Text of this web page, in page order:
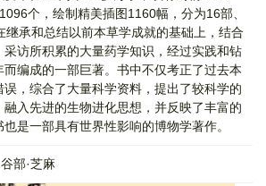
个，绘制精美插图1160幅，分为16部、
继承和总结以前本草学成就的基础上，结合
采访所积累的大量药学知识，经过实践和钻
而编成的一部巨著。书中不仅考正了过去本
误，综合了大量科学资料，提出了较科学的
融入先进的生物进化思想，并反映了丰富的
是一部具有世界性影响的博物学著作。
部·芝麻